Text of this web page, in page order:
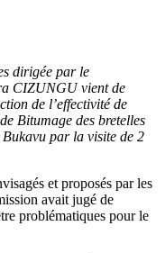
dirigée par le
CIZUNGU vient de
de l’effectivité de
Bitumage des bretelles
par la visite de 2
et proposés par les
avait jugé de
problématiques pour le